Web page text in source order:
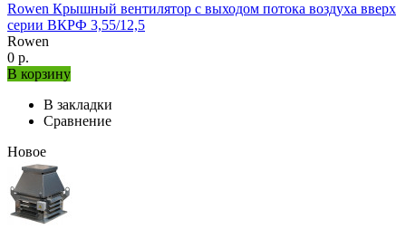
Rowen Крышный вентилятор с выходом потока воздуха вверх
серии ВКРФ 3,55/12,5
Rowen
0 р.
В корзину
В закладки
Сравнение
Новое